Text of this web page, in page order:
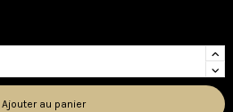
Ajouter au panier